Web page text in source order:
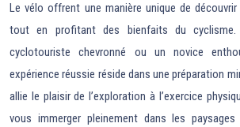
Le vélo offrent une manière unique de
tout en profitant des bienfaits du
cyclotouriste chevronné ou un novice
expérience réussie réside dans une préparation
allie le plaisir de l’exploration à l’exercice
vous immerger pleinement dans les paysages